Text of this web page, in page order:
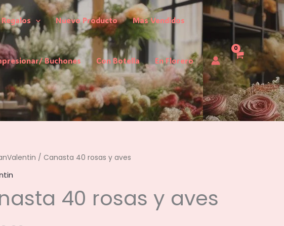
Regalos Nuevo Producto Mas Vendidos
Buchones Con Botella En Florero
/ Canasta 40 rosas y aves
40 rosas y aves